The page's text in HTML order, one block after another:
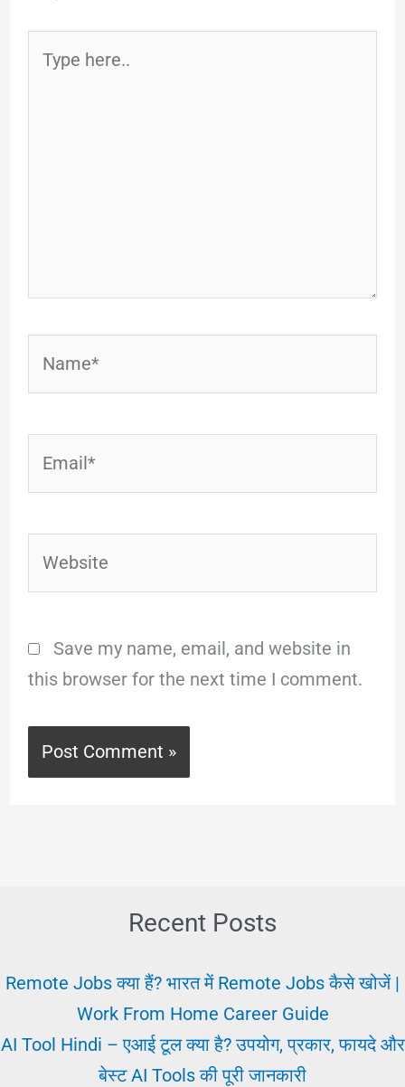
here..
Save my name, email, and website in
this browser for the next time I comment.
Recent Posts
Remote Jobs क्या हैं? भारत में Remote Jobs कैसे खोजें |
Work From Home Career Guide
AI Tool Hindi – एआई टूल क्या है? उपयोग, प्रकार, फायदे और
बेस्ट AI Tools की पूरी जानकारी